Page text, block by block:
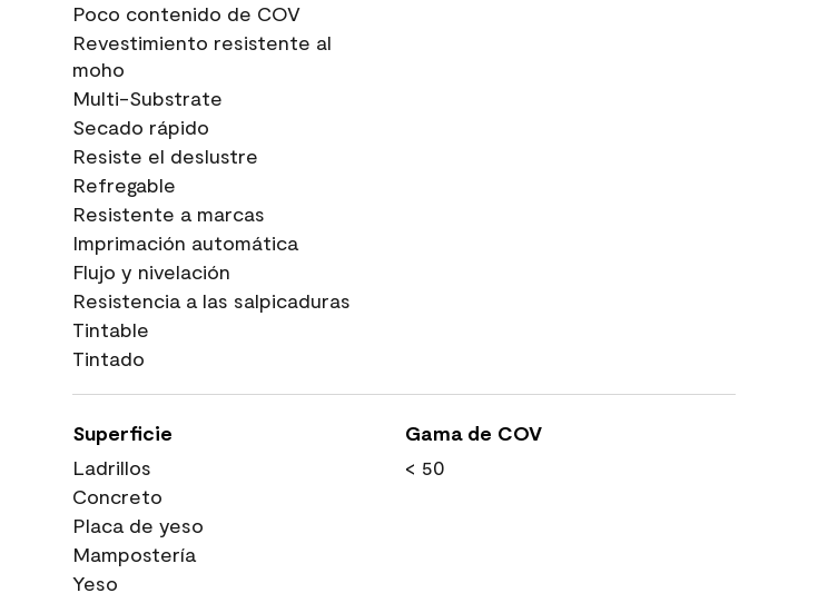
Poco contenido de COV
Revestimiento resistente al
moho
Multi-Substrate
Secado rápido
Resiste el deslustre
Refregable
Resistente a marcas
Imprimación automática
Flujo y nivelación
Resistencia a las salpicaduras
Tintable
Tintado
Superficie
Ladrillos
Concreto
Placa de yeso
Mampostería
Yeso
Gama de COV
< 50